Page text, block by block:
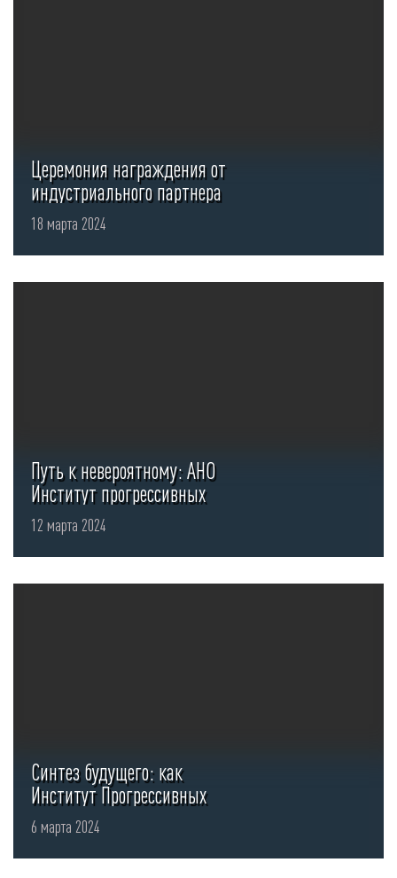
Церемония награждения от
индустриального партнера
Национальной
технологической олимпиады
18 марта 2024
Путь к невероятному: АНО
Институт прогрессивных
технологий ведет старт
Национальной ...
12 марта 2024
Синтез будущего: как
Институт Прогрессивных
Технологий формирует новое
поколение инженеров ...
6 марта 2024